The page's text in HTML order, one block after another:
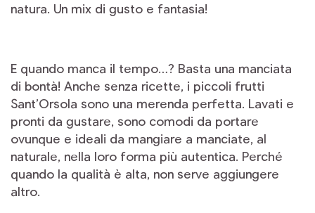
natura. Un mix di gusto e fantasia!
E quando manca il tempo…? Basta una manciata
di bontà! Anche senza ricette, i piccoli frutti
Sant’Orsola sono una merenda perfetta. Lavati e
pronti da gustare, sono comodi da portare
ovunque e ideali da mangiare a manciate, al
naturale, nella loro forma più autentica. Perché
quando la qualità è alta, non serve aggiungere
altro.